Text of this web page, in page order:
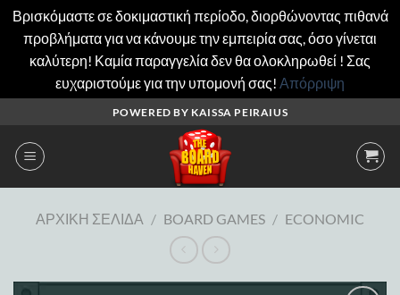
Βρισκόμαστε σε δοκιμαστική περίοδο, διορθώνοντας πιθανά
προβλήματα για να κάνουμε την εμπειρία σας, όσο γίνεται
καλύτερη! Καμία παραγγελία δεν θα ολοκληρωθεί ! Σας
ευχαριστούμε για την υπομονή σας! Απόρριψη
περιεχόμενο
POWERED BY KAISSA PEIRAIUS
ΑΡΧΙΚΉ ΣΕΛΊΔΑ / BOARD GAMES / ECONOMIC